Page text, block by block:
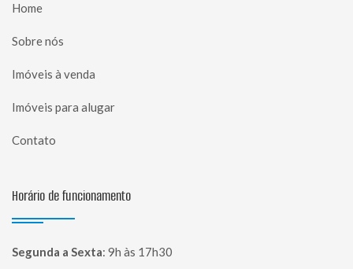
Home
Sobre nós
Imóveis à venda
Imóveis para alugar
Contato
Horário de funcionamento
Segunda a Sexta: 9h às 17h30